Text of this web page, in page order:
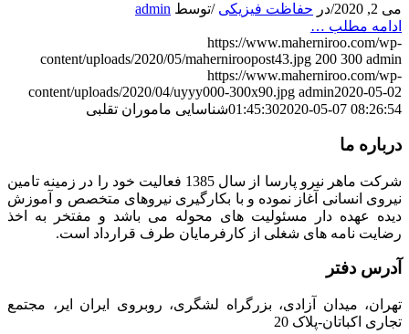
می 2, 2020 /در حفاظت فیزیکی /توسط admin
ادامه مطلب …
https://www.maherniroo.com/wp-
content/uploads/2020/05/maherniroopost43.jpg 200 300 admin
https://www.maherniroo.com/wp-
content/uploads/2020/04/uyyy000-300x90.jpg admin2020-05-02
01:45:302020-05-07 08:26:54 شناسایی ماموران تقلبی
درباره ما
شرکت ماهر نیرو پارسا از سال 1385 فعالیت خود را در زمینه تامین
نیروی انسانی آغاز نموده و با بکارگیری نیروهای متخصص و آموزش
دیده عهده دار مسئولیت های محوله می باشد و مفتخر به اخذ
رضایت نامه های شغلی از کارفرمایان طرف قرارداد است.
آدرس دفتر
تهران، میدان آزادی، بزرگراه لشگری، روبروی ایران ایر، مجتمع
تجاری اکباتان-پلاک 20